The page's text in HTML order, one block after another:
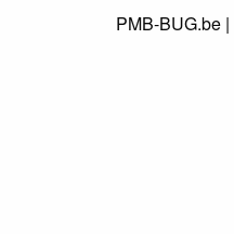
PMB-BUG.be |